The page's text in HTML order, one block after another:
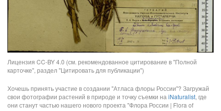
Лицензия CC-BY 4.0 (см. рекомендованное цитирование в "Полной
карточке", раздел "Цитировать для публикации")
Хочешь принять участие в создании "Атласа флоры России"? Загружай
свои фотографии растений в природе и точку съемки на iNaturalist, где
они станут частью нашего нового проекта "Флора России | Flora of